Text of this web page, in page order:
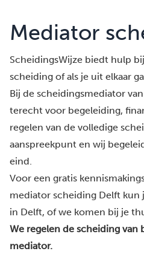
Mediator
ScheidingsWijze biedt hulp
scheiding of als je uit elkaar
Bij de scheidingsmediator
terecht voor begeleiding,
regelen van de volledige
aanspreekpunt en wij
eind.
Voor een gratis
mediator scheiding Delft
in Delft, of we komen bij je
We regelen de scheiding
mediator.